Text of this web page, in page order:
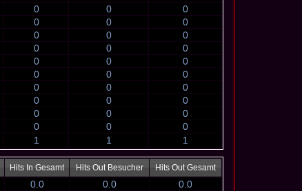
0 0
0
0 0
0
0 0
0
0 0
0
0 0
0
0 0
0
0 0
0
0 0
0
0 0
0
0 0
0
1 1 1
Hits In Gesamt Hits Out Besucher Hits Out Gesamt
0.0 0.0
0.0